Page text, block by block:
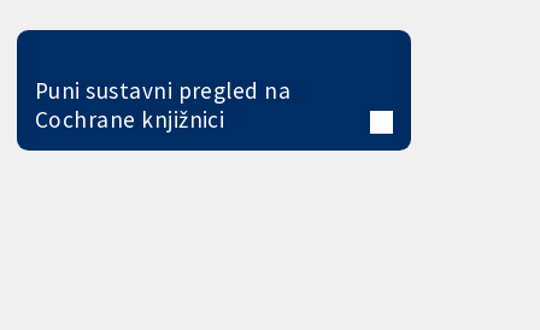
Puni sustavni pregled na
Cochrane knjižnici